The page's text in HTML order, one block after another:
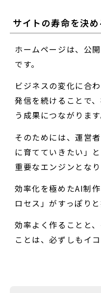
サイトの寿命を決め
ホームページは、公
です。
ビジネスの変化に合
発信を続けることで
う成果につながります
そのためには、運営
に育てていきたい」
重要なエンジンとなり
効率化を極めたAI制
ロセス」がすっぽり
効率よく作ることと
ことは、必ずしもイ